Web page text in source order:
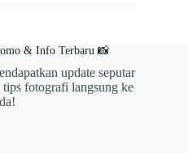
& Info Terbaru 📸
update seputar
fotografi langsung ke